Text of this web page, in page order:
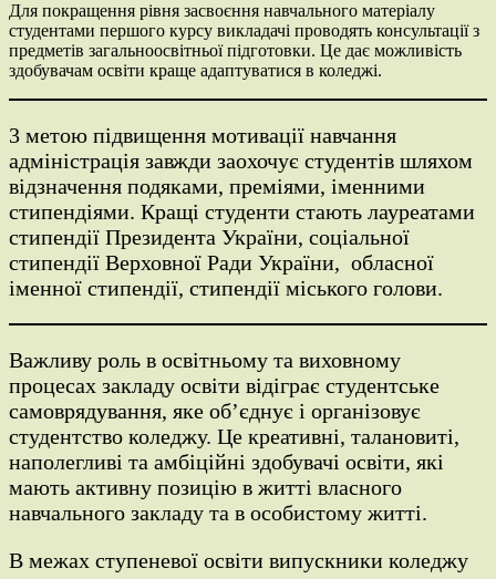
Для покращення рівня засвоєння навчального матеріалу
студентами першого курсу викладачі проводять консультації з
предметів загальноосвітньої підготовки. Це дає можливість
здобувачам освіти краще адаптуватися в коледжі.
3 метою підвищення мотивації навчання
адміністрація завжди заохочує студентів шляхом
відзначення подяками, преміями, іменними
стипендіями. Кращі студенти стають лауреатами
стипендії Президента України, соціальної
стипендії Верховної Ради України, обласної
іменної стипендії, стипендії міського голови.
Важливу роль в освітньому та виховному
процесах закладу освіти відіграє студентське
самоврядування, яке об’єднує і організовує
студентство коледжу. Це креативні, талановиті,
наполегливі та амбіційні здобувачі освіти, які
мають активну позицію в житті власного
навчального закладу та в особистому житті.
В межах ступеневої освіти випускники коледжу